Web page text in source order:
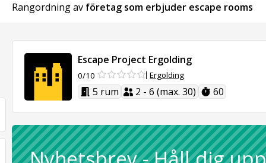
Rangordning av företag som erbjuder escape rooms
Escape Project Ergolding
0/10 Ergolding
5 rum 2 - 6 (max. 30) 60